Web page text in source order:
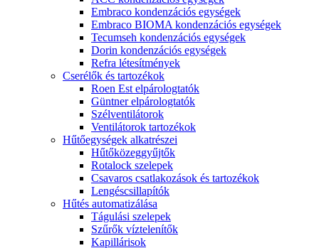
Embraco kondenzációs egységek
Embraco BIOMA kondenzációs egységek
Tecumseh kondenzációs egységek
Dorin kondenzációs egységek
Refra létesítmények
Cserélők és tartozékok
Roen Est elpárologtatók
Güntner elpárologtatók
Szélventilátorok
Ventilátorok tartozékok
Hűtőegységek alkatrészei
Hűtőközeggyűjtők
Rotalock szelepek
Csavaros csatlakozások és tartozékok
Lengéscsillapítók
Hűtés automatizálása
Tágulási szelepek
Szűrők víztelenítők
Kapillárisok